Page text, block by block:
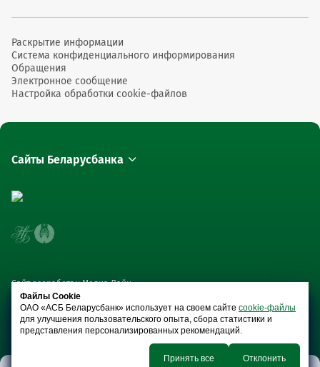
Раскрытие информации
Система конфиденциального информирования
Обращения
Электронное сообщение
Настройка обработки cookie-файлов
Сайты Беларусбанка
Сайт разработан Медиа Лайн
Файлы Cookie
ОАО «АСБ Беларусбанк» использует на своем сайте cookie-файлы
для улучшения пользовательского опыта, сбора статистики и
представления персонализированных рекомендаций.
Принять все Отклонить